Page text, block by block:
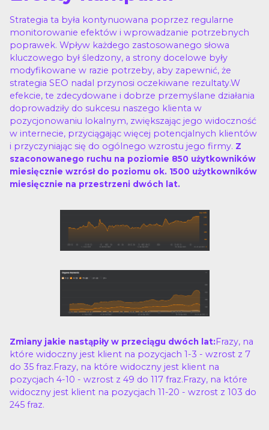
Strategia ta była kontynuowana poprzez regularne
monitorowanie efektów i wprowadzanie potrzebnych
poprawek. Wpływ każdego zastosowanego słowa
kluczowego był śledzony, a strony docelowe były
modyfikowane w razie potrzeby, aby zapewnić, że
strategia SEO nadal przynosi oczekiwane rezultaty.W
efekcie, te zdecydowane i dobrze przemyślane działania
doprowadziły do sukcesu naszego klienta w
pozycjonowaniu lokalnym, zwiększając jego widoczność
w internecie, przyciągając więcej potencjalnych klientów
i przyczyniając się do ogólnego wzrostu jego firmy. Z
szaconowanego ruchu na poziomie 850 użytkowników
miesięcznie wzrósł do poziomu ok. 1500 użytkowników
miesięcznie na przestrzeni dwóch lat.
Zmiany jakie nastąpiły w przeciągu dwóch lat:Frazy, na
które widoczny jest klient na pozycjach 1-3 - wzrost z 7
do 35 fraz.Frazy, na które widoczny jest klient na
pozycjach 4-10 - wzrost z 49 do 117 fraz.Frazy, na które
widoczny jest klient na pozycjach 11-20 - wzrost z 103 do
245 fraz.